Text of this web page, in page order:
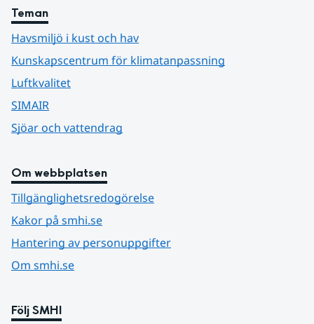
Teman
Havsmiljö i kust och hav
Kunskapscentrum för klimatanpassning
Luftkvalitet
SIMAIR
Sjöar och vattendrag
Om webbplatsen
Tillgänglighetsredogörelse
Kakor på smhi.se
Hantering av personuppgifter
Om smhi.se
Följ SMHI